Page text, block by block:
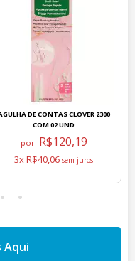
DE CONTAS CLOVER 2300
COM 02 UND
por: R$120,19
3x R$40,06
Aqui